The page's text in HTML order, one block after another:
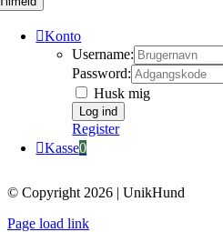
Konto
Username:
Password:
Husk mig
Register
Kasse0
© Copyright 2026 | UnikHund
Page load link